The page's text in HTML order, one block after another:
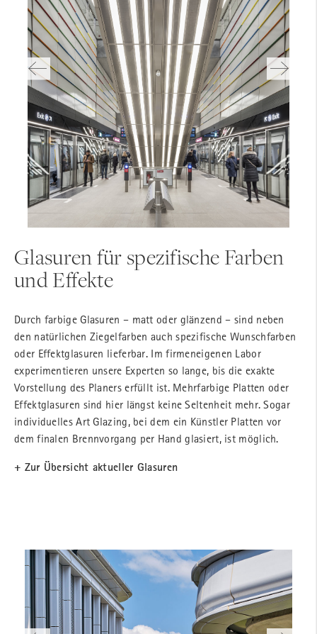
Glasuren für spezifische Farben
und Effekte
Durch farbige Glasuren – matt oder glänzend – sind neben
den natürlichen Ziegelfarben auch spezifische Wunschfarben
oder Effektglasuren lieferbar. Im firmeneigenen Labor
experimentieren unsere Experten so lange, bis die exakte
Vorstellung des Planers erfüllt ist. Mehrfarbige Platten oder
Effektglasuren sind hier längst keine Seltenheit mehr. Sogar
individuelles Art Glazing, bei dem ein Künstler Platten vor
dem finalen Brennvorgang per Hand glasiert, ist möglich.
+ Zur Übersicht aktueller Glasuren